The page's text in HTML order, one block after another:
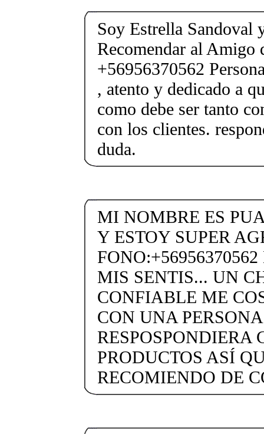
Soy Estrella Sandoval
Recomendar al Amigo
+56956370562
, atento y dedicado a
como debe ser tanto
con los clientes.
duda.
MI NOMBRE ES
Y ESTOY SUPER
MIS SENTIS... UN
CONFIABLE ME
CON UNA
RESPOSPONDIERA
PRODUCTOS ASÍ
RECOMIENDO DE